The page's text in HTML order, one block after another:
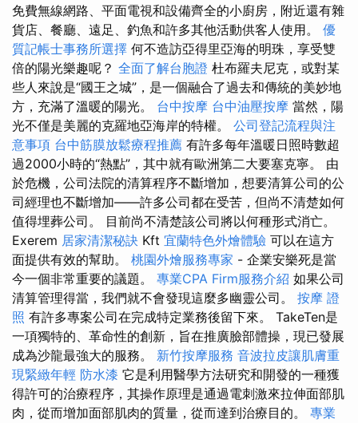
免費無線網路、平面電視和設備齊全的小廚房，附近還有雜
貨店、餐廳、遠足、釣魚和許多其他活動供客人使用。 優
質記帳士事務所選擇 何不造訪亞得里亞海的明珠，享受雙
倍的陽光樂趣呢？ 全面了解台胞證 杜布羅夫尼克，或對某
些人來說是“國王之城”，是一個融合了過去和傳統的美妙地
方，充滿了溫暖的陽光。 台中按摩 台中油壓按摩 當然，陽
光不僅是美麗的克羅地亞海岸的特權。 公司登記流程與注
意事項 台中筋膜放鬆療程推薦 有許多每年溫暖日照時數超
過2000小時的“熱點”，其中就有歐洲第二大要塞克寧。 由
於危機，公司法院的清算程序不斷增加，想要清算公司的公
司經理也不斷增加——許多公司都在受苦，但尚不清楚如何
值得埋葬公司。 目前尚不清楚該公司將以何種形式消亡。
Exerem 居家清潔秘訣 Kft 宜蘭特色外燴體驗 可以在這方
面提供有效的幫助。 桃園外燴服務專家 - 企業安樂死是當
今一個非常重要的議題。 專業CPA Firm服務介紹 如果公司
清算管理得當，我們就不會發現這麼多幽靈公司。 按摩 證
照 有許多專案公司在完成特定業務後留下來。 TakeTen是
一項獨特的、革命性的創新，旨在推廣臉部體操，現已發展
成為沙龍最強大的服務。 新竹按摩服務 音波拉皮讓肌膚重
現緊緻年輕 防水漆 它是利用醫學方法研究和開發的一種獲
得許可的治療程序，其操作原理是通過電刺激來拉伸面部肌
肉，從而增加面部肌肉的質量，從而達到治療目的。 專業